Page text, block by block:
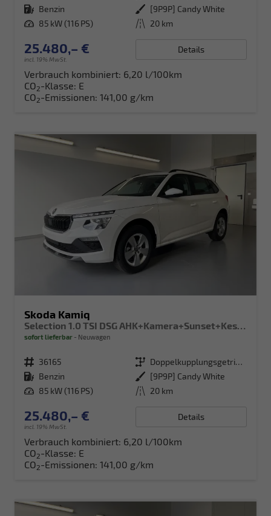
Kraftstoff Benzin Außenfarbe [9P9P] Candy White
Leistung 85 kW (116 PS) Kilometerstand 20 km
25.480,– €
incl. 19% MwSt.
Details
Verbrauch kombiniert: 6,20 l/100km
CO2-Klasse: E
CO2-Emissionen: 141,00 g/km
Skoda Kamiq
sofort lieferbar Neuwagen
Fahrzeugnr. 36165 Getriebe
Doppelkupplungsgetriebe (DSG)
Kraftstoff Benzin Außenfarbe [9P9P] Candy White
Leistung 85 kW (116 PS) Kilometerstand 20 km
25.480,– €
incl. 19% MwSt.
Details
Verbrauch kombiniert: 6,20 l/100km
CO2-Klasse: E
CO2-Emissionen: 141,00 g/km